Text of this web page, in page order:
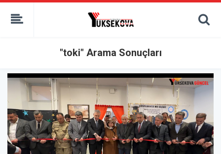
kaçak bahis
deneme bonusu
bahis siteleri
porno izle
"toki" Arama Sonuçları